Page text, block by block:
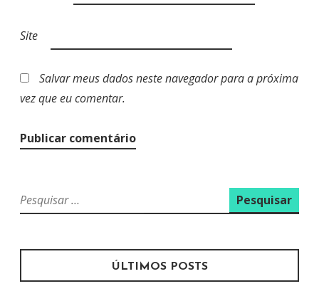
Site
Salvar meus dados neste navegador para a próxima
vez que eu comentar.
P
e
q
i
ÚLTIMOS POSTS